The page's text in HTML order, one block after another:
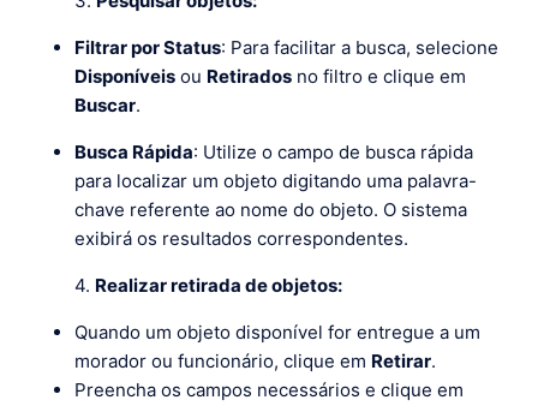
Filtrar por Status: Para facilitar a busca, selecione
Disponíveis ou Retirados no filtro e clique em
Buscar.
Busca Rápida: Utilize o campo de busca rápida
para localizar um objeto digitando uma palavra-
chave referente ao nome do objeto. O sistema
exibirá os resultados correspondentes.
4. Realizar retirada de objetos:
Quando um objeto disponível for entregue a um
morador ou funcionário, clique em Retirar.
Preencha os campos necessários e clique em